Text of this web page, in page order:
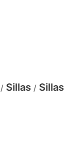
/ Sillas / Sillas